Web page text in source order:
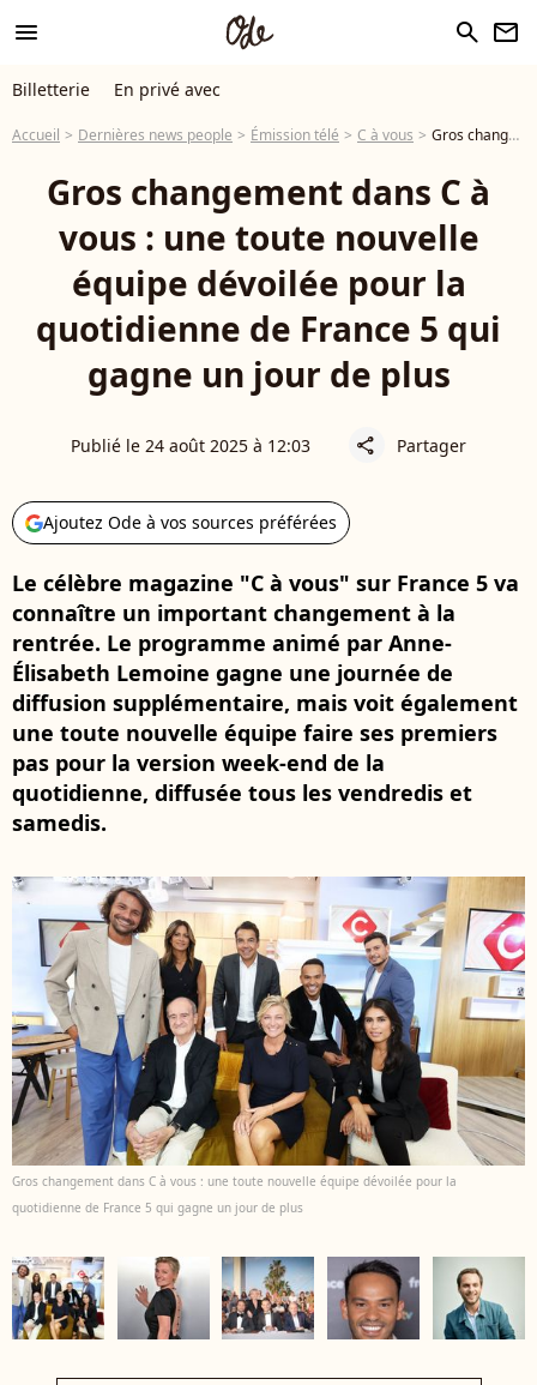
menu search newsletter
Billetterie En privé avec
Accueil Dernières news people Émission télé C à vous Gros changement dans C à vous : une toute nouvelle équipe dévoilée pour la quotidienne de France 5 qui gagne un jour de plus
Gros changement dans C à
vous : une toute nouvelle
équipe dévoilée pour la
quotidienne de France 5 qui
gagne un jour de plus
Publié le 24 août 2025 à 12:03 share Partager
Ajoutez Ode à vos sources préférées
Le célèbre magazine "C à vous" sur France 5 va
connaître un important changement à la
rentrée. Le programme animé par Anne-
Élisabeth Lemoine gagne une journée de
diffusion supplémentaire, mais voit également
une toute nouvelle équipe faire ses premiers
pas pour la version week-end de la
quotidienne, diffusée tous les vendredis et
samedis.
Gros changement dans C à vous : une toute nouvelle équipe dévoilée pour la
quotidienne de France 5 qui gagne un jour de plus